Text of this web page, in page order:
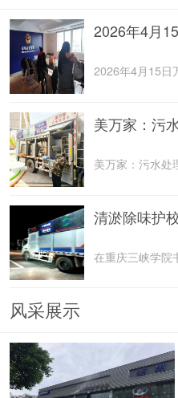
2026年4月
美万家：污
清淤除味护
风采展示